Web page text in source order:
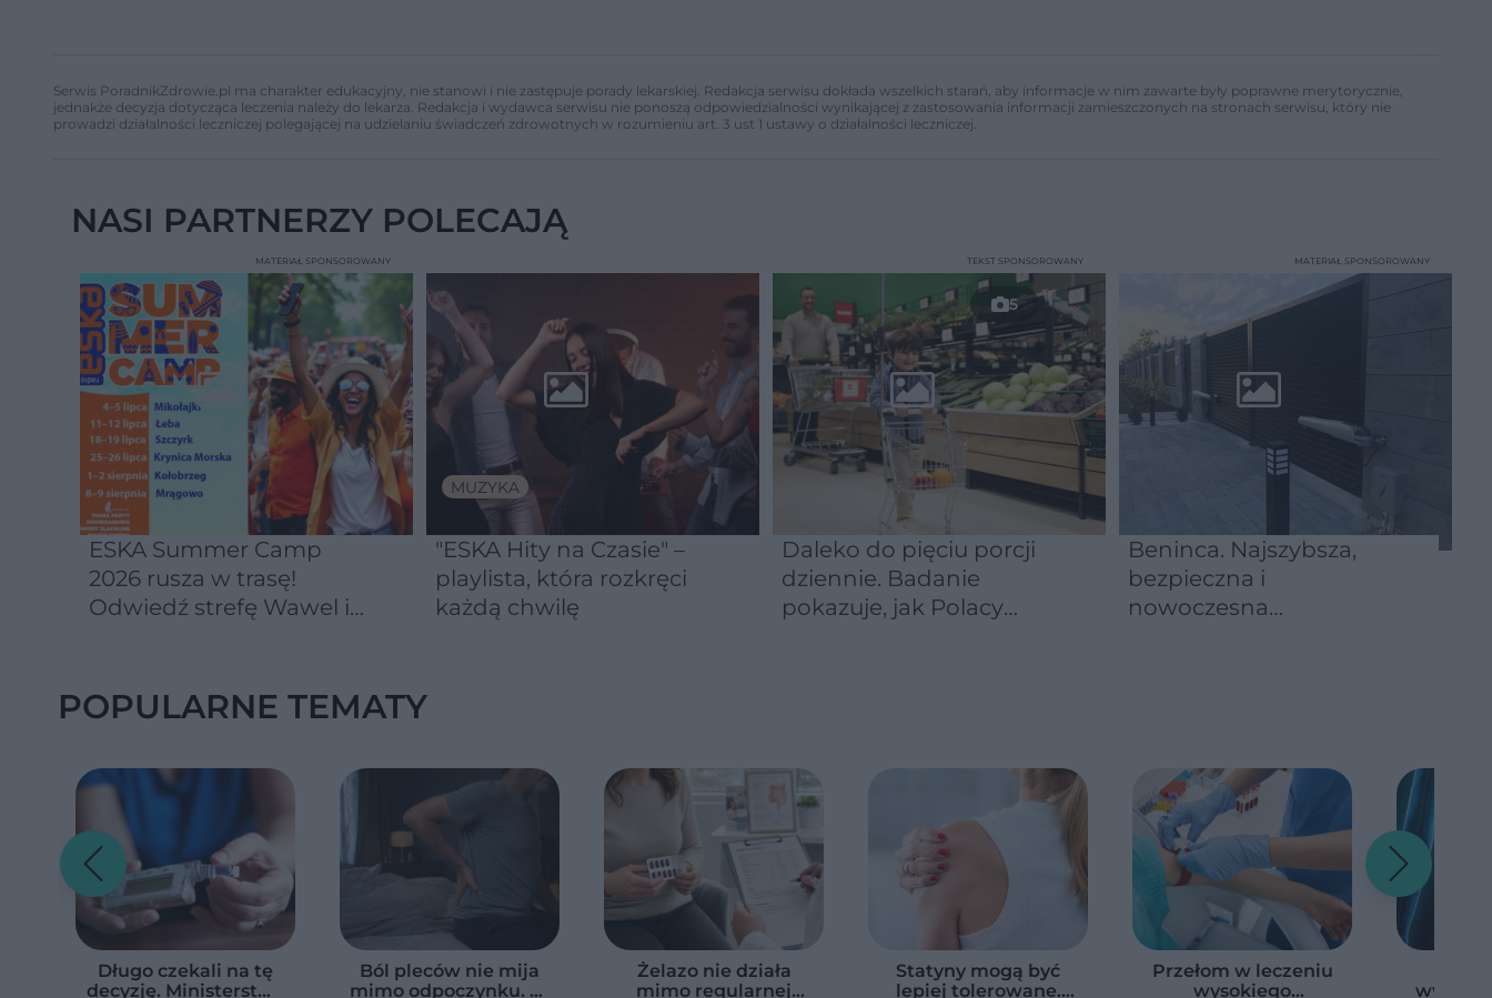
Serwis PoradnikZdrowie.pl ma charakter edukacyjny, nie stanowi i nie zastępuje porady lekarskiej. Redakcja serwisu dokłada wszelkich starań, aby informacje w nim zawarte były poprawne merytorycznie,
jednakże decyzja dotycząca leczenia należy do lekarza. Redakcja i wydawca serwisu nie ponoszą odpowiedzialności wynikającej z zastosowania informacji zamieszczonych na stronach serwisu, który nie
prowadzi działalności leczniczej polegającej na udzielaniu świadczeń zdrowotnych w rozumieniu art. 3 ust 1 ustawy o działalności leczniczej.
NASI PARTNERZY POLECAJĄ
ESKA Summer Camp
2026 rusza w trasę!
Odwiedź strefę Wawel i
MATERIAŁ SPONSOROWANY
MUZYKA
"ESKA Hity na Czasie" –
playlista, która rozkręci
każdą chwilę
5
Daleko do pięciu porcji
dziennie. Badanie
pokazuje, jak Polacy
TEKST SPONSOROWANY
Beninca. Najszybsza,
bezpieczna i
nowoczesna
MATERIAŁ SPONSOROWANY
POPULARNE TEMATY
Długo czekali na tę
decyzję. Ministerstwo
Ból pleców nie mija
mimo odpoczynku. Te
Żelazo nie działa
mimo regularnej
Statyny mogą być
lepiej tolerowane.
Przełom w leczeniu
wysokiego